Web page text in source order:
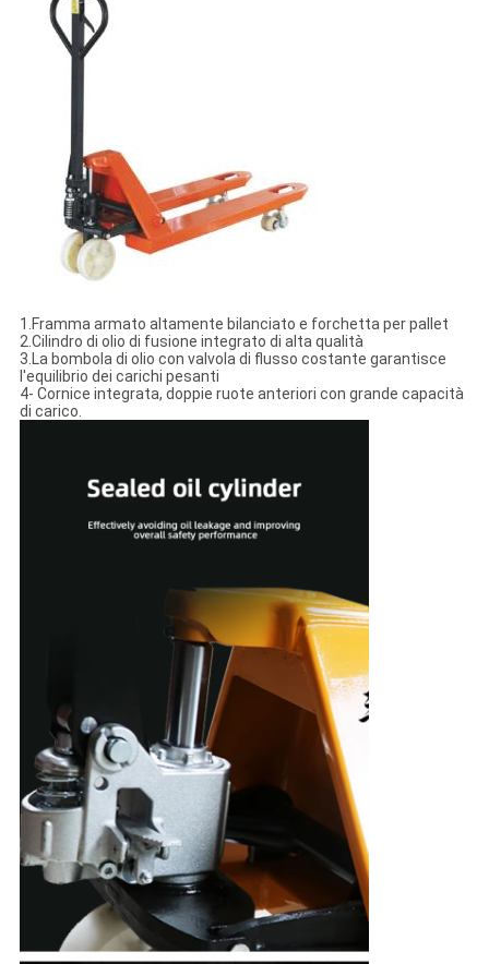
1.Framma armato altamente bilanciato e forchetta per pallet
2.Cilindro di olio di fusione integrato di alta qualità
3.La bombola di olio con valvola di flusso costante garantisce
l'equilibrio dei carichi pesanti
4- Cornice integrata, doppie ruote anteriori con grande capacità
di carico.